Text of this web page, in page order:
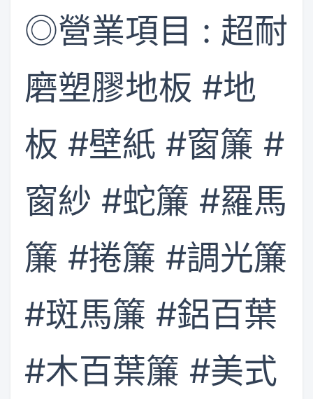
​◎營業項目 : ​超耐
磨塑膠地板 #地
板 #壁紙 #窗簾 #
窗紗 #蛇簾 #羅馬
簾 #捲簾 #調光簾
#斑馬簾 #鋁百葉
#木百葉簾 #美式